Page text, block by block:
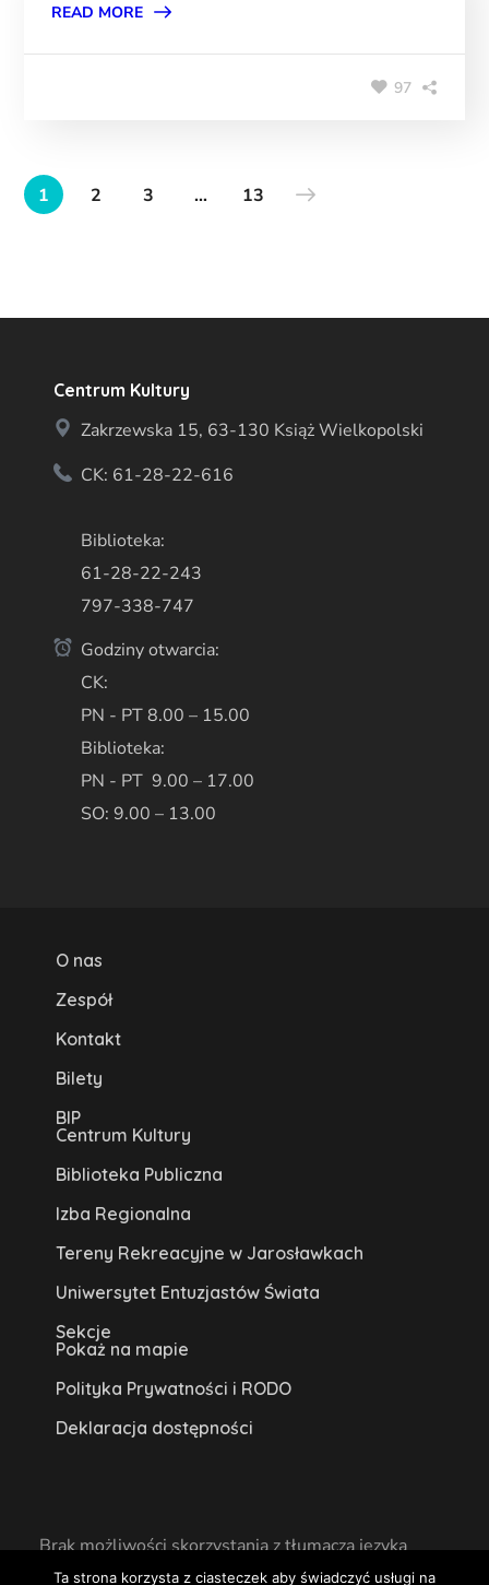
READ MORE
97
1 2 3 … 13
Centrum Kultury
Zakrzewska 15, 63-130 Książ Wielkopolski
CK: 61-28-22-616
Biblioteka:
61-28-22-243
797-338-747
Godziny otwarcia:
CK:
PN - PT 8.00 – 15.00
Biblioteka:
PN - PT 9.00 – 17.00
SO: 9.00 – 13.00
O nas
Zespół
Kontakt
Bilety
BIP
Centrum Kultury
Biblioteka Publiczna
Izba Regionalna
Tereny Rekreacyjne w Jarosławkach
Uniwersytet Entuzjastów Świata
Sekcje
Pokaż na mapie
Polityka Prywatności i RODO
Deklaracja dostępności
Brak możliwości skorzystania z tłumacza języka
migowego na miejscu lub online.
Ta strona korzysta z ciasteczek aby świadczyć usługi na